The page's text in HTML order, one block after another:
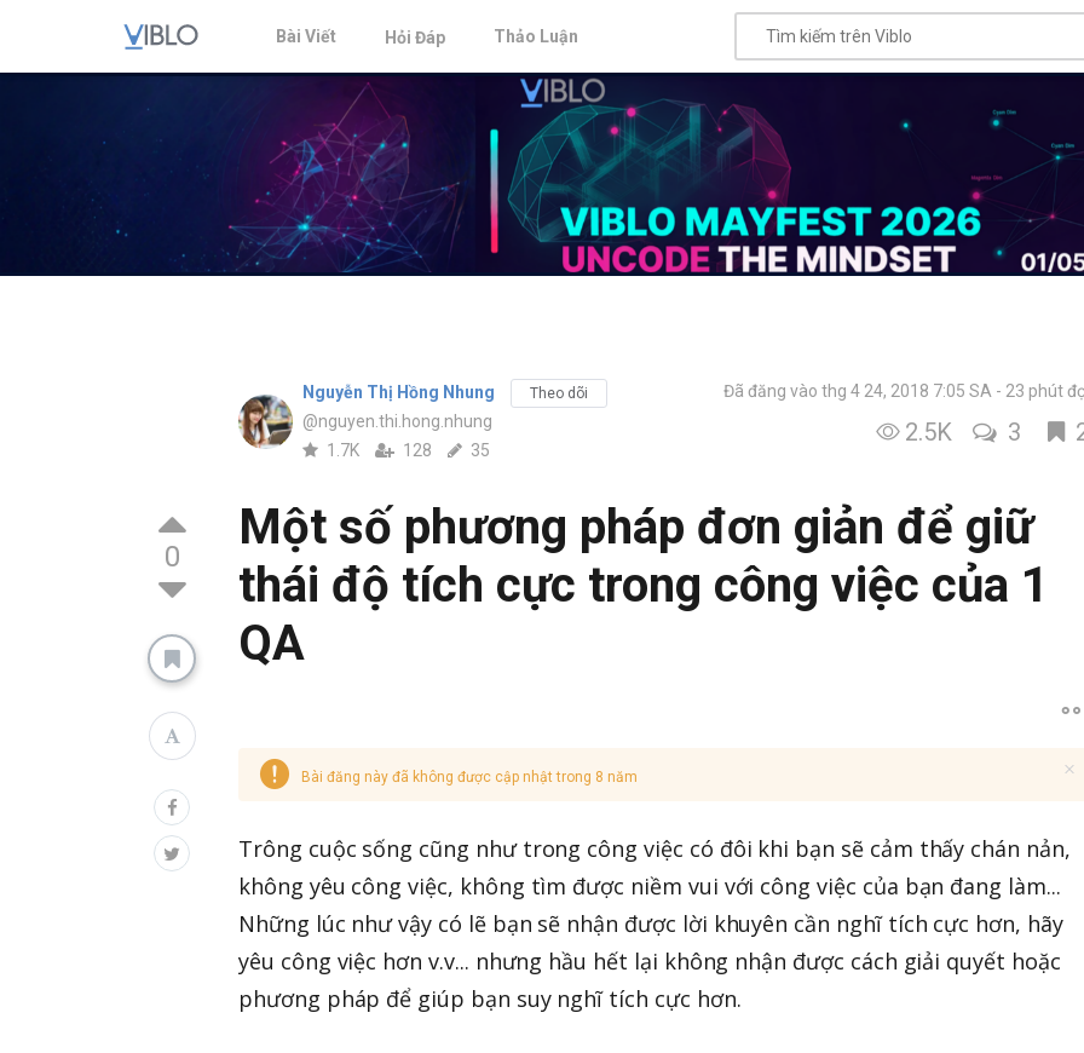
Bài Viết Hỏi Đáp Thảo Luận
0
Nguyễn Thị Hồng Nhung
@nguyen.thi.hong.nhung
Theo dõi
1.7K 128 35
Đã đăng vào thg 4 24, 2018 7:05 SA 23 phút
2.5K 3
Một số phương pháp đơn giản để giữ
thái độ tích cực trong công việc của 1
QA
Bài đăng này đã không được cập nhật trong 8 năm
Trông cuộc sống cũng như trong công việc có đôi khi bạn sẽ cảm thấy chán nản,
không yêu công việc, không tìm được niềm vui với công việc của bạn đang làm...
Những lúc như vậy có lẽ bạn sẽ nhận được lời khuyên cần nghĩ tích cực hơn, hãy
yêu công việc hơn v.v... nhưng hầu hết lại không nhận được cách giải quyết hoặc
phương pháp để giúp bạn suy nghĩ tích cực hơn.